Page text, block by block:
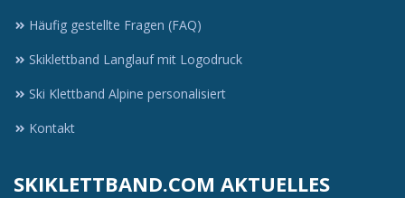
Häufig gestellte Fragen (FAQ)
Skiklettband Langlauf mit Logodruck
Ski Klettband Alpine personalisiert
Kontakt
SKIKLETTBAND.COM AKTUELLES